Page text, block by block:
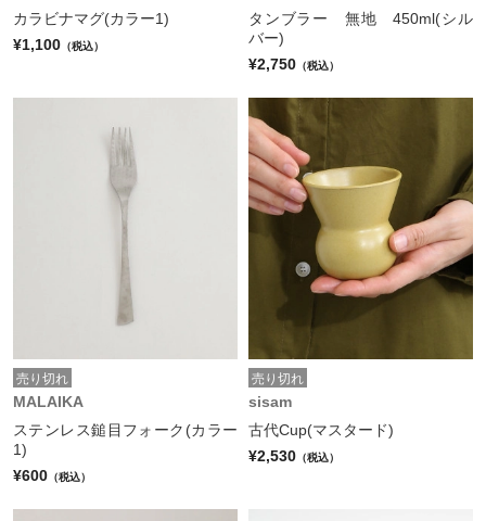
カラビナマグ(カラー1)
¥1,100 （税込）
タンブラー 無地 450ml(シル
バー)
¥2,750 （税込）
売り切れ
MALAIKA
ステンレス鎚目フォーク(カラー
1)
¥600 （税込）
売り切れ
sisam
古代Cup(マスタード)
¥2,530 （税込）